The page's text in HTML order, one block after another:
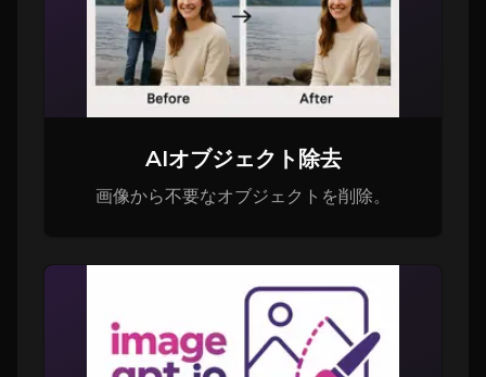
AIオブジェクト除去
画像から不要なオブジェクトを削除。